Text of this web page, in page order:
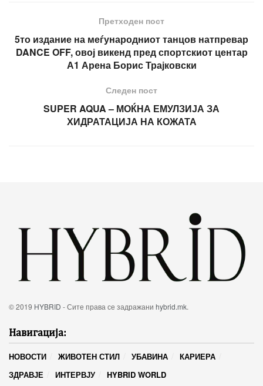
Претходен пост
5то издание на меѓународниот танцов натпревар
DANCE OFF, овој викенд пред спортскиот центар
А1 Арена Борис Трајковски
Следен пост
SUPER AQUA – МОЌНА ЕМУЛЗИЈА ЗА
ХИДРАТАЦИЈА НА КОЖАТА
© 2019 HYBRID - Сите права се задражани hybrid.mk.
Навигација:
НОВОСТИ ЖИВОТЕН СТИЛ УБАВИНА
КАРИЕРА
ЗДРАВЈЕ
ИНТЕРВЈУ HYBRID WORLD